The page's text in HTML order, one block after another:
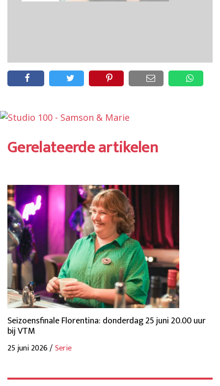
Gerelateerde artikelen
Seizoensfinale Florentina: donderdag 25 juni 20.00 uur
bij VTM
25 juni 2026 /Serie